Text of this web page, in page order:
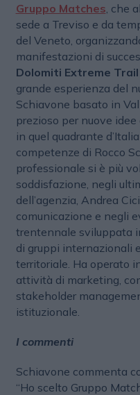
Gruppo Matches , che
sede a Treviso e da
del Veneto,
manifestazioni di
Dolomiti Extreme Trail
grande esperienza del
Schiavone basato in
prezioso per nuove
in quel quadrante
competenze di Rocco
professionale si è più
soddisfazione, negli
dell’agenzia, Andrea
comunicazione e negli
trentennale sviluppata
di gruppi internazionali
territoriale. Ha operato
attività di marketing,
stakeholder
istituzionale.
I commenti
Schiavone commenta
“Ho scelto Gruppo